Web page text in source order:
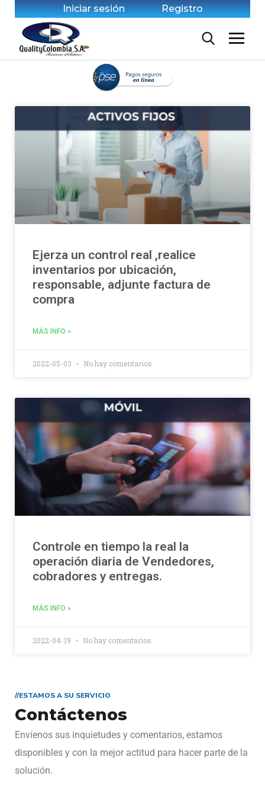
Iniciar sesión Registro
Ejerza un control real ,realice
inventarios por ubicación,
responsable, adjunte factura de
compra
MÁS INFO »
2022-05-03 No hay comentarios
Controle en tiempo la real la
operación diaria de Vendedores,
cobradores y entregas.
MÁS INFO »
2022-04-19 No hay comentarios
//ESTAMOS A SU SERVICIO
Contáctenos
Envíenos sus inquietudes y comentarios, estamos
disponibles y con la mejor actitud para hacer parte de la
solución.